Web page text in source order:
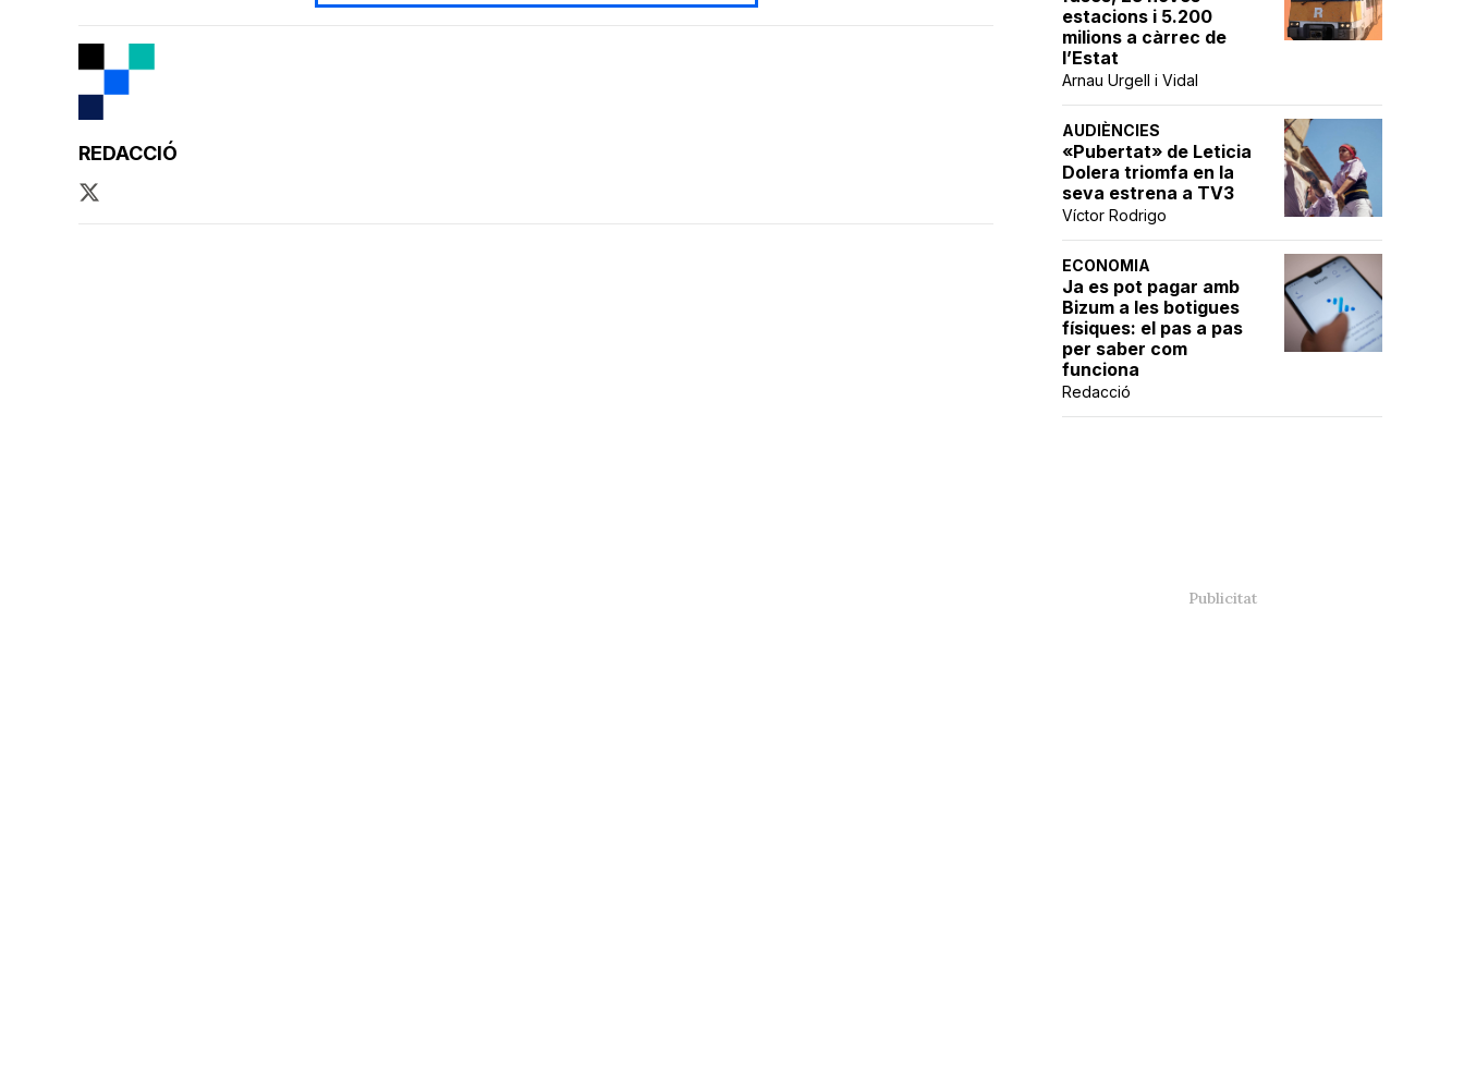
estacions i 5.200
milions a càrrec de
l’Estat
Arnau Urgell i Vidal
AUDIÈNCIES
«Pubertat» de Leticia
Dolera triomfa en la
seva estrena a TV3
Víctor Rodrigo
ECONOMIA
Ja es pot pagar amb
Bizum a les botigues
físiques: el pas a pas
per saber com
funciona
Redacció
REDACCIÓ